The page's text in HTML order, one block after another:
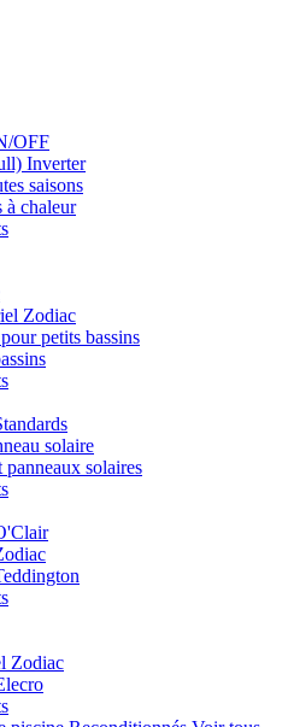
OFF
Inverter
saisons
à chaleur
Zodiac
petits bassins
solaire
solaires
Zodiac